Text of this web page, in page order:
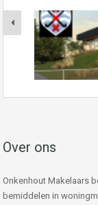
Over ons
Onkenhout Makelaars
bemiddelen in